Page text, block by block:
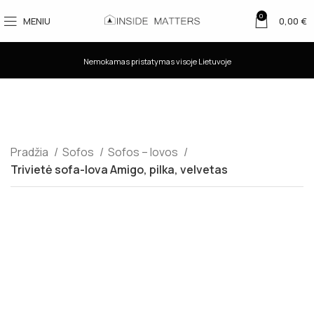
MENIU 0 0,00 €
Nemokamas pristatymas visoje Lietuvoje
Pradžia Sofos
Sofos – lovos
Trivietė sofa-lova Amigo, pilka, velvetas